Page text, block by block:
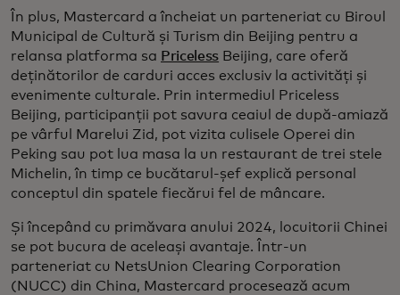
În plus, Mastercard a încheiat un parteneriat cu Biroul
Municipal de Cultură și Turism din Beijing pentru a
relansa platforma sa Priceless Beijing, care oferă
deținătorilor de carduri acces exclusiv la activități și
evenimente culturale. Prin intermediul Priceless
Beijing, participanții pot savura ceaiul de după-amiază
pe vârful Marelui Zid, pot vizita culisele Operei din
Peking sau pot lua masa la un restaurant de trei stele
Michelin, în timp ce bucătarul-șef explică personal
conceptul din spatele fiecărui fel de mâncare.
Și începând cu primăvara anului 2024, locuitorii Chinei
se pot bucura de aceleași avantaje. Într-un
parteneriat cu NetsUnion Clearing Corporation
(NUCC) din China, Mastercard procesează acum